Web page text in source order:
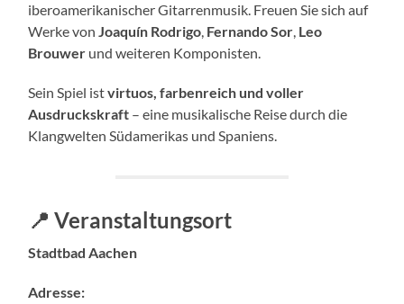
iberoamerikanischer Gitarrenmusik. Freuen Sie sich auf
Werke vonJoaquín Rodrigo, Fernando Sor, Leo
Brouwer und weiteren Komponisten.
Sein Spiel istvirtuos, farbenreich und voller
Ausdruckskraft – eine musikalische Reise durch die
Klangwelten Südamerikas und Spaniens.
📍 Veranstaltungsort
Stadtbad Aachen
Adresse: